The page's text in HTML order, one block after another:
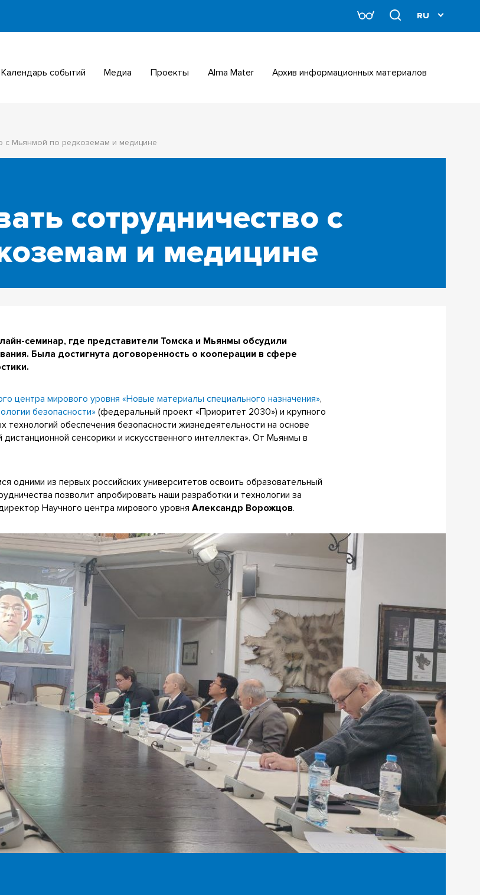
Календарь событий Медиа Проекты Alma Mater Архив информационных материалов
с Мьянмой по редкоземам и медицине
сотрудничество с
и медицине
семинар, где представители Томска и Мьянмы обсудили
Была достигнута договоренность о кооперации в сфере
центра мирового уровня «Новые материалы специального назначения»,
безопасности» (федеральный проект «Приоритет 2030») и крупного
обеспечения безопасности жизнедеятельности на основе
сенсорики и искусственного интеллекта». От Мьянмы в
одними из первых российских университетов освоить образовательный
позволит апробировать наши разработки и технологии за
Научного центра мирового уровняАлександр Ворожцов.